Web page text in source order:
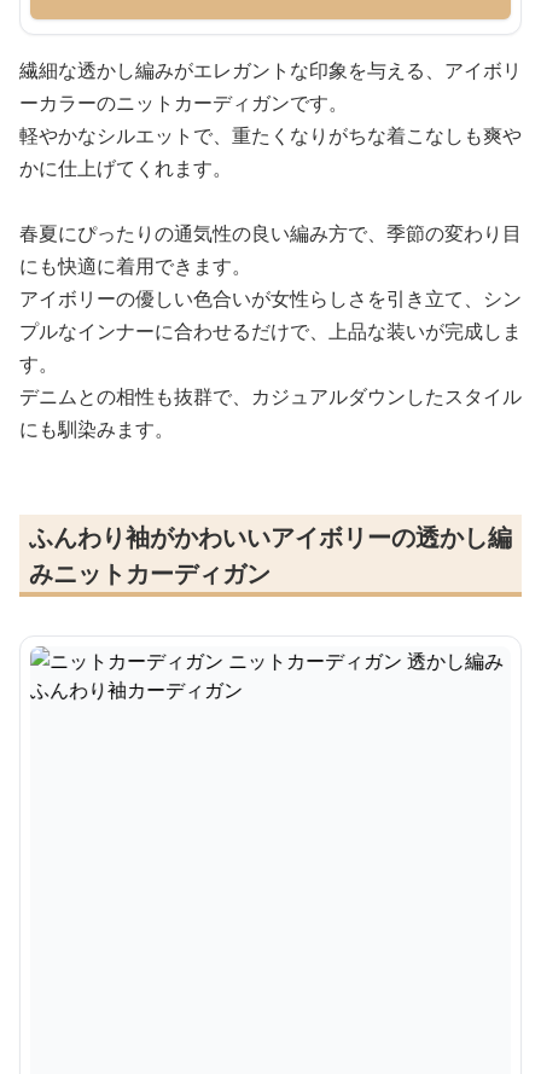
繊細な透かし編みがエレガントな印象を与える、アイボリ
ーカラーのニットカーディガンです。
軽やかなシルエットで、重たくなりがちな着こなしも爽や
かに仕上げてくれます。
春夏にぴったりの通気性の良い編み方で、季節の変わり目
にも快適に着用できます。
アイボリーの優しい色合いが女性らしさを引き立て、シン
プルなインナーに合わせるだけで、上品な装いが完成しま
す。
デニムとの相性も抜群で、カジュアルダウンしたスタイル
にも馴染みます。
ふんわり袖がかわいいアイボリーの透かし編
みニットカーディガン